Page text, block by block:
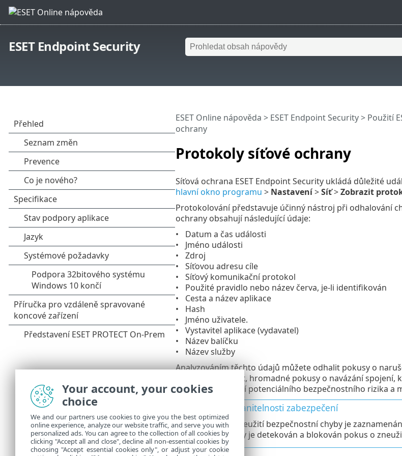
ESET Endpoint Security
Protokoly síťové ochrany
ESET Online nápověda > ESET Endpoint Security> Použití
ochrany
Síťová ochrana ESET Endpoint Security ukládá důležité
hlavní okno programu > Nastavení>Síť>Zobrazit
Protokolování představuje účinný nástroj při odhalování
ochrany obsahují následující údaje:
Datum a čas události
Jméno události
Zdroj
Síťovou adresu cíle
Síťový komunikační protokol
Použité pravidlo nebo název červa, je-li identifikován
Cesta a název aplikace
Hash
Jméno uživatele.
Vystavitel aplikace (vydavatel)
Název balíčku
Název služby
Analyzováním těchto údajů můžete odhalit pokusy o
neznámých lokalit, hromadné pokusy o navázání
pomoci v odhalení potenciálního bezpečnostního rizika a
Zneužití zranitelnosti zabezpečení
Zpráva o zneužití bezpečnostní chyby je
případě, kdy je detekován a blokován pokus o
Your account, your cookies
choice
We and our partners use cookies to give you the best optimized
online experience, analyze our website traffic, and serve you with
personalized ads. You can agree to the collection of all cookies by
clicking "Accept all and close", decline all non-essential cookies by
choosing "Accept essential cookies only", or adjust your cookie